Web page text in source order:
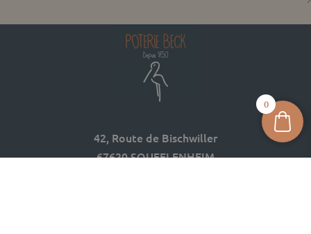
42, Route de Bischwiller
67620 SOUFFLENHEIM
0